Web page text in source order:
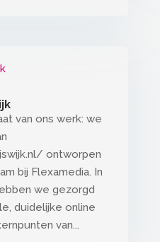
van ons werk: we
ontworpen
bij Flexamedia. In
we gezorgd
duidelijke online
van...